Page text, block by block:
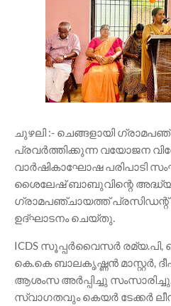
ചുഴലി :- ചെങ്ങളായി
പ്രവർത്തിക്കുന്ന വയോജന
വാർഷികാഘോഷ പരിപാടി
ശൈലേഷ് ബാബുവിന്റെ
ഗ്രാമപഞ്ചായത്ത്‌ പ്രസിഡന്റ്‌
ഉദ്ഘാടനം ചെയ്തു.
ICDS സൂപ്പർവൈസർ രമ്യ.പി,
കെ.കെ ബാലകൃഷ്ണൻ മാസ്റ്റർ,
ആശംസ അർപ്പിച്ചു
സ്വാഗതവും കെയർ ടേക്കർ